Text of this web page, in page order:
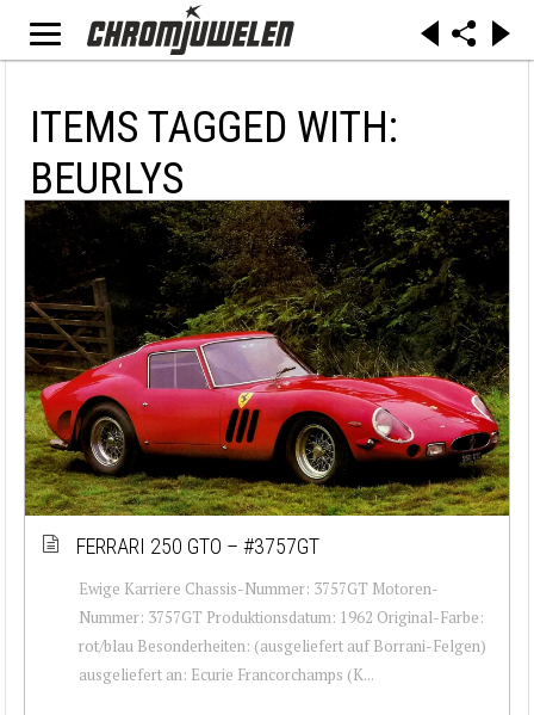
ITEMS TAGGED WITH:
BEURLYS
FERRARI 250 GTO – #3757GT
Ewige Karriere Chassis-Nummer: 3757GT Motoren-
Nummer: 3757GT Produktionsdatum: 1962 Original-Farbe:
rot/blau Besonderheiten: (ausgeliefert auf Borrani-Felgen)
ausgeliefert an: Ecurie Francorchamps (K...